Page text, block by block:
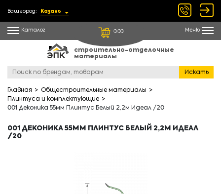
Ваш город: Казань
Каталог 0.00 Меню
строительно-отделочные
материалы
Искать
Главная
Общестроительные материалы
Плинтуса и комплектующие
001 Деконика 55мм Плинтус Белый 2,2м Идеал /20
001 ДЕКОНИКА 55ММ ПЛИНТУС БЕЛЫЙ 2,2М ИДЕАЛ
/20